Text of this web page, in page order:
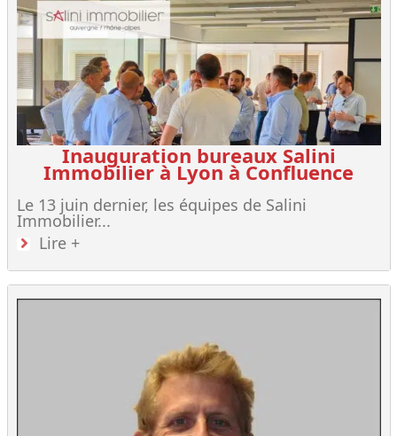
Inauguration bureaux Salini
Immobilier à Lyon à Confluence
Le 13 juin dernier, les équipes de Salini
Immobilier...
Lire +